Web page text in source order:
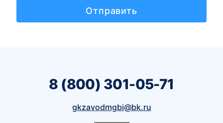
8 (800) 301-05-71
gkzavodmgbi@bk.ru